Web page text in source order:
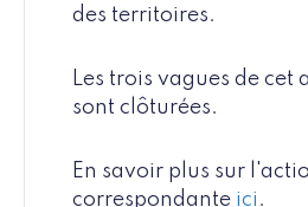
des territoires.
Les trois vagues de cet
sont clôturées.
En savoir plus sur
correspondante ici .